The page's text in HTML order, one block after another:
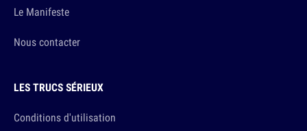
Le Manifeste
Nous contacter
LES TRUCS SÉRIEUX
Conditions d'utilisation